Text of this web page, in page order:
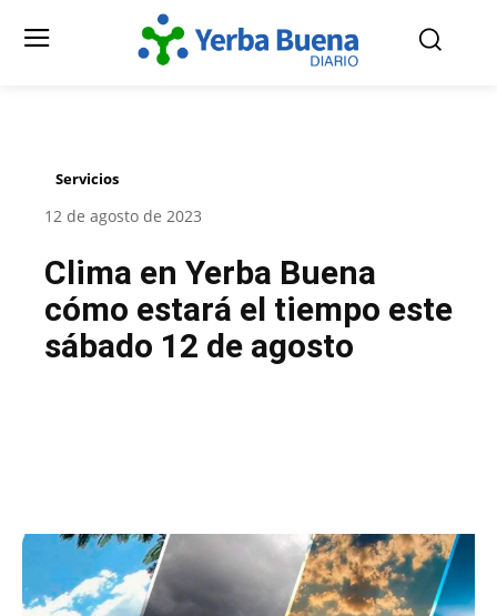
Servicios
12 de agosto de 2023
Clima en Yerba Buena
cómo estará el tiempo este
sábado 12 de agosto